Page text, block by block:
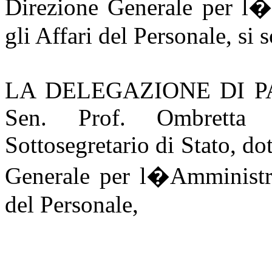
Direzione Generale per
gli Affari del Personale, si
LA DELEGAZIONE DI
Sen. Prof.
Sottosegretario di Stato,
Generale per
del Personale,